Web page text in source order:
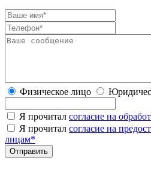
Физическое лицо
Я прочитал согласие на
Я прочитал согласие на
лицам*